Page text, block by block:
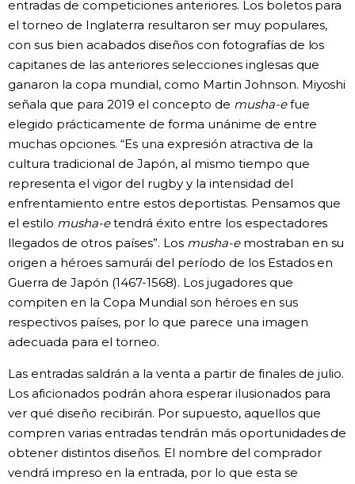
entradas de competiciones anteriores. Los boletos para
el torneo de Inglaterra resultaron ser muy populares,
con sus bien acabados diseños con fotografías de los
capitanes de las anteriores selecciones inglesas que
ganaron la copa mundial, como Martin Johnson. Miyoshi
señala que para 2019 el concepto de musha-efue
elegido prácticamente de forma unánime de entre
muchas opciones. “Es una expresión atractiva de la
cultura tradicional de Japón, al mismo tiempo que
representa el vigor del rugby y la intensidad del
enfrentamiento entre estos deportistas. Pensamos que
el estilo musha-etendrá éxito entre los espectadores
llegados de otros países”. Los musha-emostraban en su
origen a héroes samurái del período de los Estados en
Guerra de Japón (1467-1568). Los jugadores que
compiten en la Copa Mundial son héroes en sus
respectivos países, por lo que parece una imagen
adecuada para el torneo.
Las entradas saldrán a la venta a partir de finales de julio.
Los aficionados podrán ahora esperar ilusionados para
ver qué diseño recibirán. Por supuesto, aquellos que
compren varias entradas tendrán más oportunidades de
obtener distintos diseños. El nombre del comprador
vendrá impreso en la entrada, por lo que esta se